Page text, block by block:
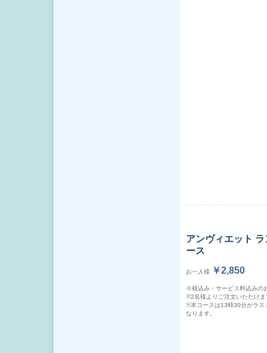
アンヴィエット ラ
ース
お一人様 ￥2,850
※税込み・サービス料込みの
※2名様よりご注文いただけま
※本コースは13時30分がラス
なります。